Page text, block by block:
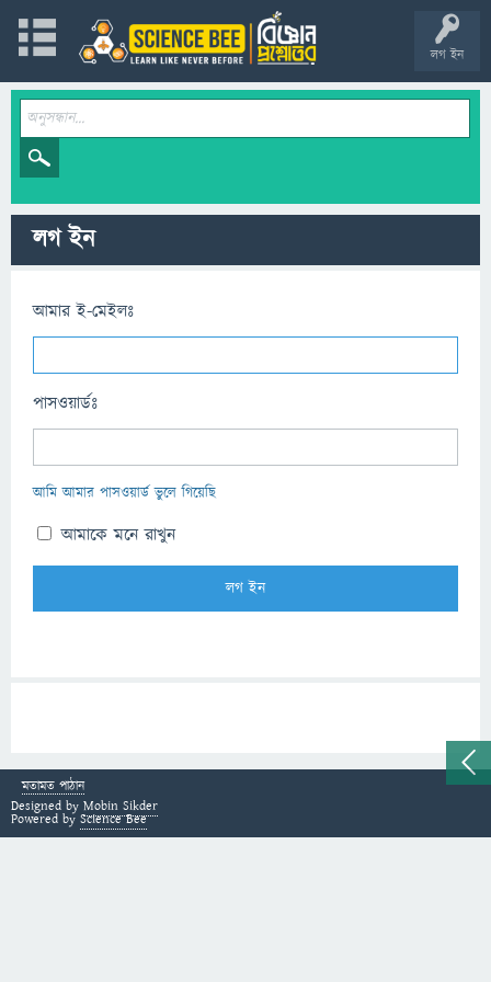
লগ ইন
লগ ইন
আমার ই-মেইলঃ
পাসওয়ার্ডঃ
আমি আমার পাসওয়ার্ড ভুলে গিয়েছি
আমাকে মনে রাখুন
মতামত পাঠান
Designed by Mobin Sikder
Powered by Science Bee